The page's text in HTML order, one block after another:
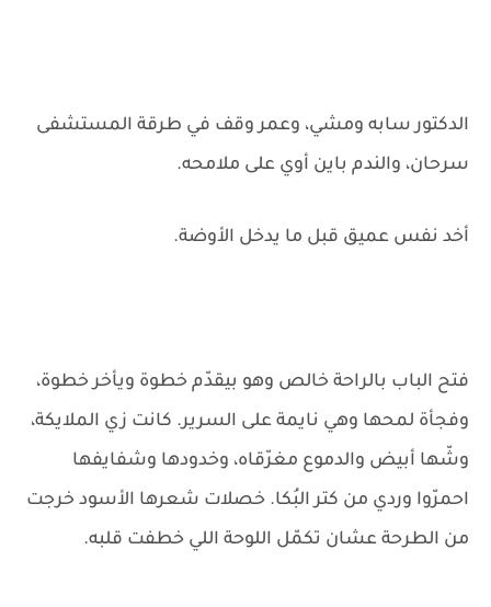
الدكتور سابه ومشي، وعمر وقف في طرقة المستشفى
سرحان، والندم باين أوي على ملامحه.
أخد نفس عميق قبل ما يدخل الأوضة.
فتح الباب بالراحة خالص وهو بيقدّم خطوة ويأخر خطوة،
وفجأة لمحها وهي نايمة على السرير. كانت زي الملايكة،
وشّها أبيض والدموع مغرّقاه، وخدودها وشفايفها
احمرّوا وردي من كتر البُكا. خصلات شعرها الأسود خرجت
من الطرحة عشان تكمّل اللوحة اللي خطفت قلبه.